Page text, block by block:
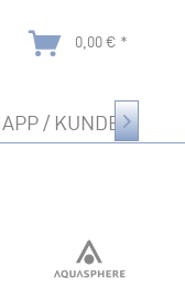
0,00 € *
APP / 